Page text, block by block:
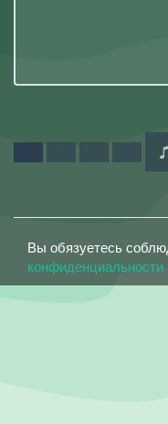
Вы обязуетесь
конфиденциальности